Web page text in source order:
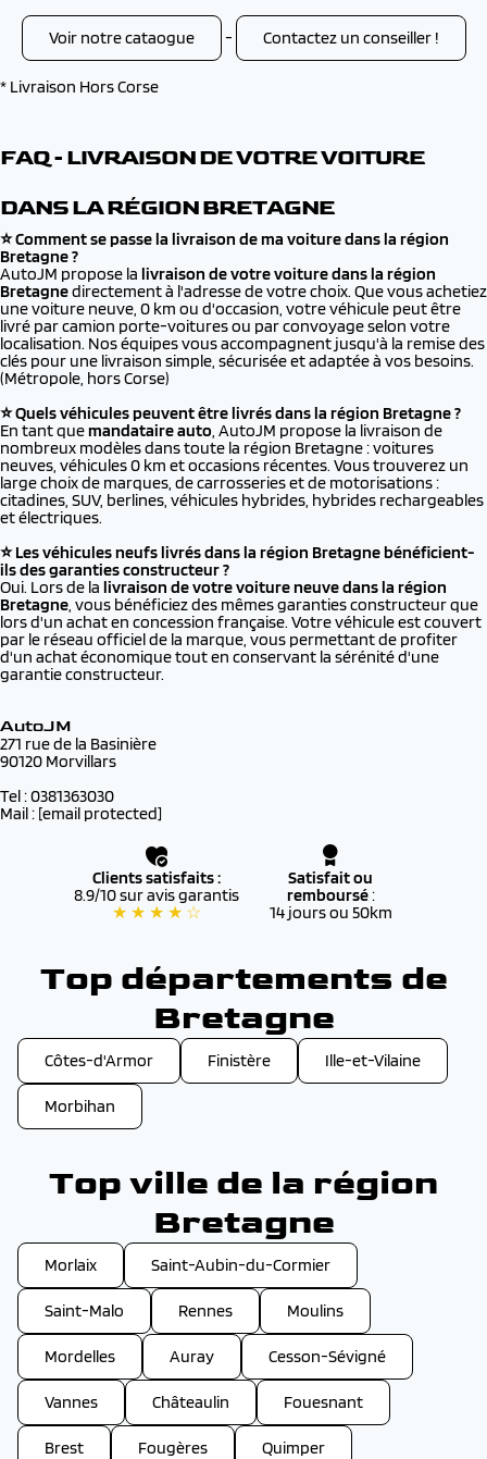
Voir notre cataogue - Contactez un conseiller !
* Livraison Hors Corse
FAQ - LIVRAISON DE VOTRE VOITURE
DANS LA RÉGION BRETAGNE
⭐ Comment se passe la livraison de ma voiture dans la région
Bretagne ?
AutoJM propose la livraison de votre voiture dans la région
Bretagnedirectement à l'adresse de votre choix. Que vous achetiez
une voiture neuve, 0 km ou d'occasion, votre véhicule peut être
livré par camion porte-voitures ou par convoyage selon votre
localisation. Nos équipes vous accompagnent jusqu'à la remise des
clés pour une livraison simple, sécurisée et adaptée à vos besoins.
(Métropole, hors Corse)
⭐ Quels véhicules peuvent être livrés dans la région Bretagne ?
En tant quemandataire auto, AutoJM propose la livraison de
nombreux modèles dans toute la région Bretagne : voitures
neuves, véhicules 0 km et occasions récentes. Vous trouverez un
large choix de marques, de carrosseries et de motorisations :
citadines, SUV, berlines, véhicules hybrides, hybrides rechargeables
et électriques.
⭐ Les véhicules neufs livrés dans la région Bretagne bénéficient-
ils des garanties constructeur ?
Oui. Lors de la livraison de votre voiture neuve dans la région
Bretagne, vous bénéficiez des mêmes garanties constructeur que
lors d'un achat en concession française. Votre véhicule est couvert
par le réseau officiel de la marque, vous permettant de profiter
d'un achat économique tout en conservant la sérénité d'une
garantie constructeur.
AutoJM
271 rue de la Basinière
90120 Morvillars
Tel : 0381363030
Mail : [email protected]
Clients satisfaits :
8.9/10 sur avis garantis
★ ★ ★ ★ ☆
Satisfait ou
remboursé:
14 jours ou 50km
Top départements de
Bretagne
Côtes-d'Armor Finistère Ille-et-Vilaine
Morbihan
Top ville de la région
Bretagne
Morlaix Saint-Aubin-du-Cormier
Saint-Malo Rennes Moulins
Mordelles Auray Cesson-Sévigné
Vannes Châteaulin Fouesnant
Brest Fougères Quimper